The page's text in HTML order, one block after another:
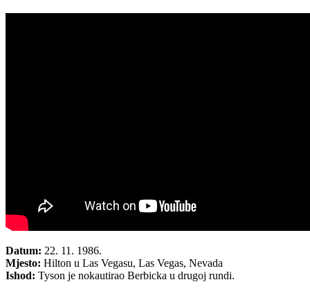
Datum: 22. 11. 1986.
Mjesto: Hilton u Las Vegasu, Las Vegas, Nevada
Ishod: Tyson je nokautirao Berbicka u drugoj rundi.